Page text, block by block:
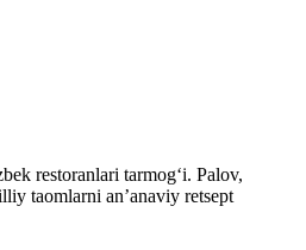
restoranlari tarmogʻi. Palov,
taomlarni an’anaviy retsept